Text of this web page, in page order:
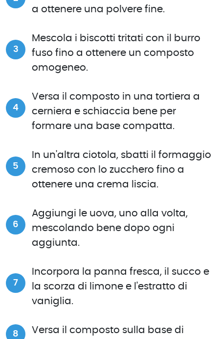
a ottenere una polvere fine.
Mescola i biscotti tritati con il burro
fuso fino a ottenere un composto
omogeneo.
Versa il composto in una tortiera a
cerniera e schiaccia bene per
formare una base compatta.
In un'altra ciotola, sbatti il formaggio
cremoso con lo zucchero fino a
ottenere una crema liscia.
Aggiungi le uova, uno alla volta,
mescolando bene dopo ogni
aggiunta.
Incorpora la panna fresca, il succo e
la scorza di limone e l'estratto di
vaniglia.
Versa il composto sulla base di